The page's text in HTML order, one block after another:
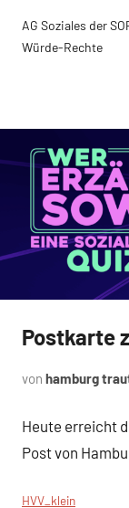
AG Soziales der
Würde-Rechte
Uncategorized
Postkarte
von hamburg
Heute erreicht
Post von
HVV_klein